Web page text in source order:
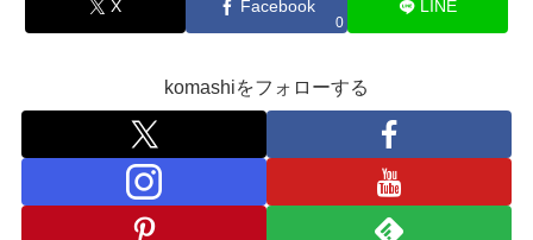
X Facebook
0
LINE
komashiをフォローする